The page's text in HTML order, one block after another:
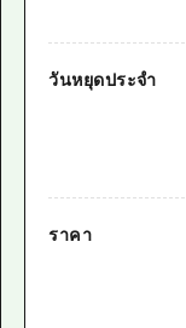
วันหยุดประจำ
ราคา